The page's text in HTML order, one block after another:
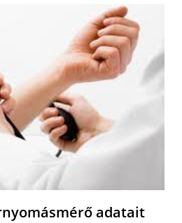
adatait